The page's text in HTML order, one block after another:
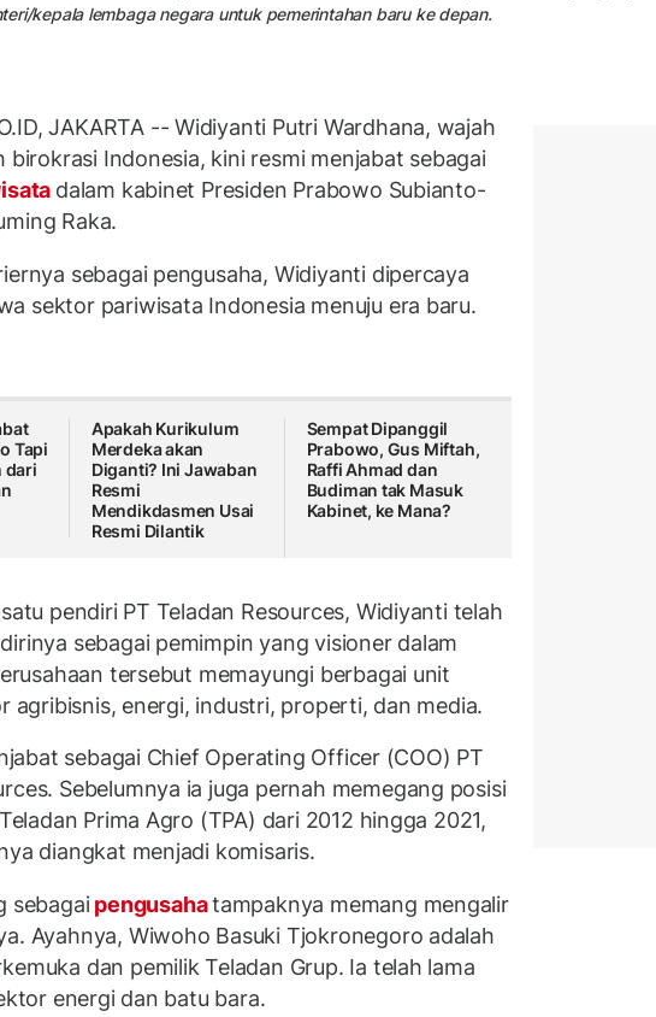
kepala lembaga negara untuk pemerintahan baru ke depan.
JAKARTA -- Widiyanti Putri Wardhana, wajah
birokrasi Indonesia, kini resmi menjabat sebagai
dalam kabinet Presiden Prabowo Subianto-
Raka.
sebagai pengusaha, Widiyanti dipercaya
sektor pariwisata Indonesia menuju era baru.
Tapi
dari
Apakah Kurikulum
Merdeka akan
Diganti? Ini Jawaban
Resmi
Mendikdasmen Usai
Resmi Dilantik
Sempat Dipanggil
Prabowo, Gus Miftah,
Raffi Ahmad dan
Budiman tak Masuk
Kabinet, ke Mana?
pendiri PT Teladan Resources, Widiyanti telah
sebagai pemimpin yang visioner dalam
tersebut memayungi berbagai unit
agribisnis, energi, industri, properti, dan media.
sebagai Chief Operating Officer (COO) PT
Sebelumnya ia juga pernah memegang posisi
Prima Agro (TPA) dari 2012 hingga 2021,
diangkat menjadi komisaris.
sebagaipengusahatampaknya memang mengalir
Ayahnya, Wiwoho Basuki Tjokronegoro adalah
dan pemilik Teladan Grup. Ia telah lama
energi dan batu bara.